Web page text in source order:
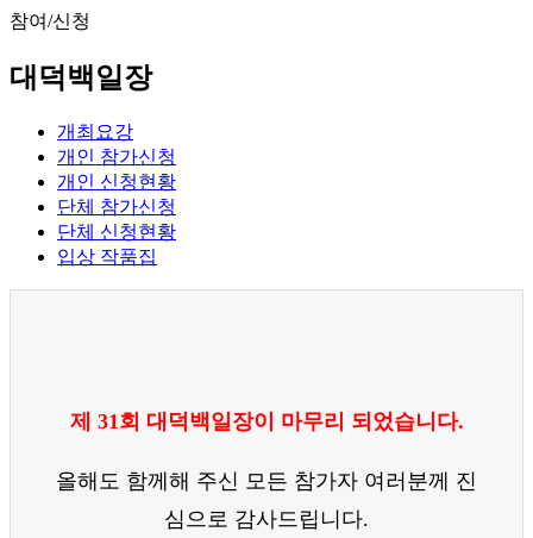
참여/신청
대덕백일장
개최요강
개인 참가신청
개인 신청현황
단체 참가신청
단체 신청현황
입상 작품집
제 31회 대덕백일장이 마무리 되었습니다.
올해도 함께해 주신 모든 참가자 여러분께 진
심으로 감사드립니다.